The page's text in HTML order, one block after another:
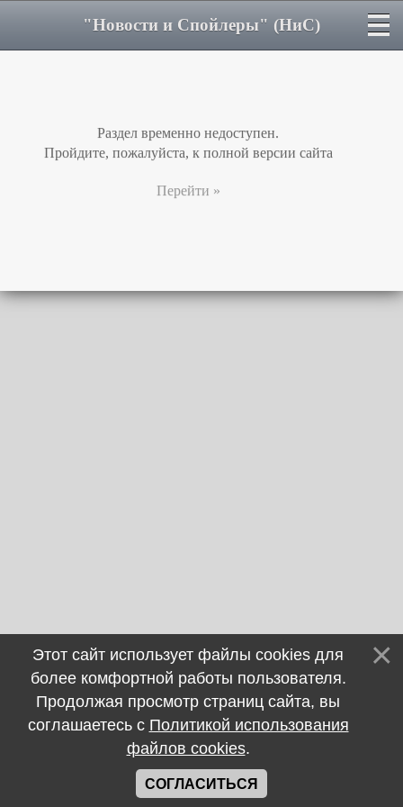
"Новости и Спойлеры" (НиС)
Раздел временно недоступен.
Пройдите, пожалуйста, к полной версии сайта
Перейти »
Этот сайт использует файлы cookies для
более комфортной работы пользователя.
Продолжая просмотр страниц сайта, вы
соглашаетесь с Политикой использования
файлов cookies.
СОГЛАСИТЬСЯ